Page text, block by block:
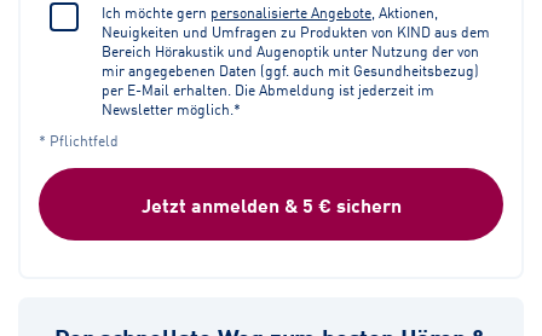
Ich möchte gern personalisierte Angebote, Aktionen,
Neuigkeiten und Umfragen zu Produkten von KIND aus dem
Bereich Hörakustik und Augenoptik unter Nutzung der von
mir angegebenen Daten (ggf. auch mit Gesundheitsbezug)
per E-Mail erhalten. Die Abmeldung ist jederzeit im
Newsletter möglich.*
* Pflichtfeld
Jetzt anmelden & 5 € sichern